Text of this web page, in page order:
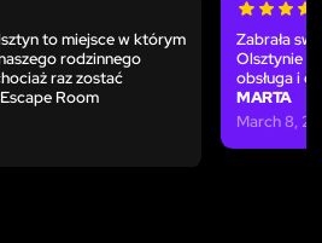
to miejsce w którym
rodzinnego
raz zostać
Room
Zabrała
Olsztynie
obsługa i
MARTA
March 8,